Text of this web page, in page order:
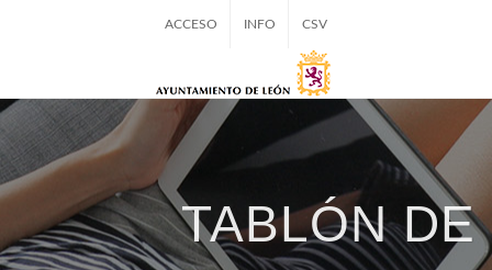
ACCESO INFO CSV
TABLÓN DE